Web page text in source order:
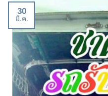
30
มี.ค.